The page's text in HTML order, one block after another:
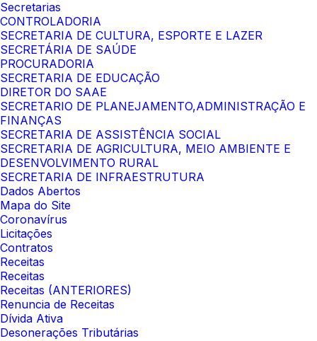
Secretarias
CONTROLADORIA
SECRETARIA DE CULTURA, ESPORTE E LAZER
SECRETÁRIA DE SAÚDE
PROCURADORIA
SECRETARIA DE EDUCAÇÃO
DIRETOR DO SAAE
SECRETARIO DE PLANEJAMENTO,ADMINISTRAÇÃO E
FINANÇAS
SECRETARIA DE ASSISTÊNCIA SOCIAL
SECRETARIA DE AGRICULTURA, MEIO AMBIENTE E
DESENVOLVIMENTO RURAL
SECRETARIA DE INFRAESTRUTURA
Dados Abertos
Mapa do Site
Coronavírus
Licitações
Contratos
Receitas
Receitas
Receitas (ANTERIORES)
Renuncia de Receitas
Dívida Ativa
Desonerações Tributárias